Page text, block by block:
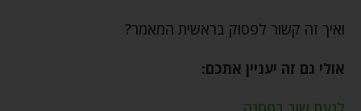
ואיך זה קשור לפסוק בראשית המאמר?
אולי גם זה יעניין אתכם: